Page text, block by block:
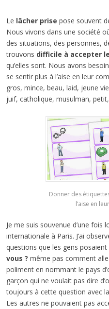
Le lâcher prise pose souvent
Nous vivons dans une société
des situations, des personnes,
trouvons difficile à accepter
qu’elles sont. Nous avons
se sentir plus à l’aise en leur
gros, mince, beau, laid, jeune
juif, catholique, musulman,
Donner des
l’aise en
Je me suis souvenue d’une fois
internationale à Paris. J’ai
questions que les gens posaient
vous ? même pas comment
poliment en nommant le pays
garçon qui ne voulait pas dire
toujours à cette question avec
Les autres ne pouvaient pas